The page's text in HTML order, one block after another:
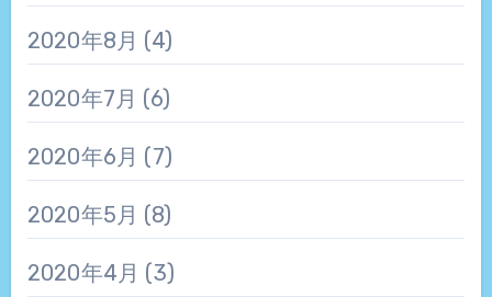
2020年8月 (4)
2020年7月 (6)
2020年6月 (7)
2020年5月 (8)
2020年4月 (3)